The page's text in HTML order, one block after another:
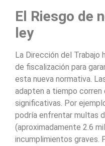
El Riesgo de
ley
La Dirección del Trabajo
de fiscalización para
esta nueva normativa.
adapten a tiempo
significativas. Por
podría enfrentar multas
(aproximadamente 2.6
incumplimientos graves.